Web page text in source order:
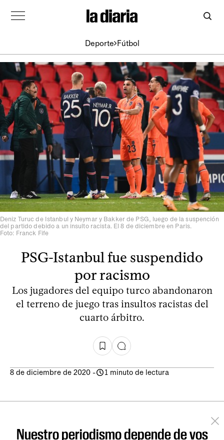
Deporte Fútbol
Deniz Turuc de Istanbul y Neymar y Bakker de PSG, luego de la suspención
del partido debido a un insulto racista. El 8 de diciembre en Paris.
Foto: Franck Fife
PSG-Istanbul fue suspendido
por racismo
Los jugadores del equipo turco abandonaron
el terreno de juego tras insultos racistas del
cuarto árbitro.
8 de diciembre de 2020 - 1 minuto de lectura
Nuestro periodismo depende de vos